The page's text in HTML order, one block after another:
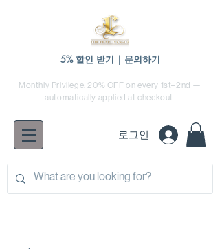
5% 할인 받기 | 문의하기
Monthly Privilege: 20% OFF on every 1st–2nd —
automatically applied at checkout.
로그인